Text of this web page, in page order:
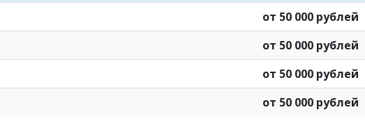
от 50 000 рублей
от 50 000 рублей
от 50 000 рублей
от 50 000 рублей